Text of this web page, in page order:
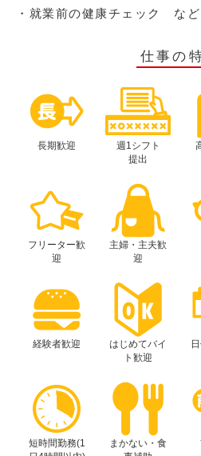
・就業前の健康チェック など
仕事の
長期歓迎
週1シフト
提出
フリーター歓
迎
主婦・主夫歓
迎
経験者歓迎
はじめてバイ
ト歓迎
短時間勤務(1
まかない・食